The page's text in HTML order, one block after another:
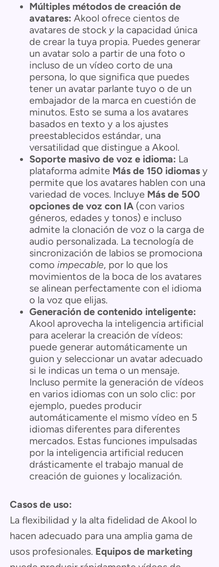
Múltiples métodos de creación de
avatares: Akool ofrece cientos de
avatares de stock y la capacidad única
de crear la tuya propia. Puedes generar
un avatar solo a partir de una foto o
incluso de un vídeo corto de una
persona, lo que significa que puedes
tener un avatar parlante tuyo o de un
embajador de la marca en cuestión de
minutos. Esto se suma a los avatares
basados en texto y a los ajustes
preestablecidos estándar, una
versatilidad que distingue a Akool.
Soporte masivo de voz e idioma: La
plataforma admite Más de 150 idiomas y
permite que los avatares hablen con una
variedad de voces. Incluye Más de 500
opciones de voz con IA (con varios
géneros, edades y tonos) e incluso
admite la clonación de voz o la carga de
audio personalizada. La tecnología de
sincronización de labios se promociona
como impecable, por lo que los
movimientos de la boca de los avatares
se alinean perfectamente con el idioma
o la voz que elijas.
Generación de contenido inteligente:
Akool aprovecha la inteligencia artificial
para acelerar la creación de vídeos:
puede generar automáticamente un
guion y seleccionar un avatar adecuado
si le indicas un tema o un mensaje.
Incluso permite la generación de vídeos
en varios idiomas con un solo clic: por
ejemplo, puedes producir
automáticamente el mismo vídeo en 5
idiomas diferentes para diferentes
mercados. Estas funciones impulsadas
por la inteligencia artificial reducen
drásticamente el trabajo manual de
creación de guiones y localización.
Casos de uso:
La flexibilidad y la alta fidelidad de Akool lo
hacen adecuado para una amplia gama de
usos profesionales. Equipos de marketing